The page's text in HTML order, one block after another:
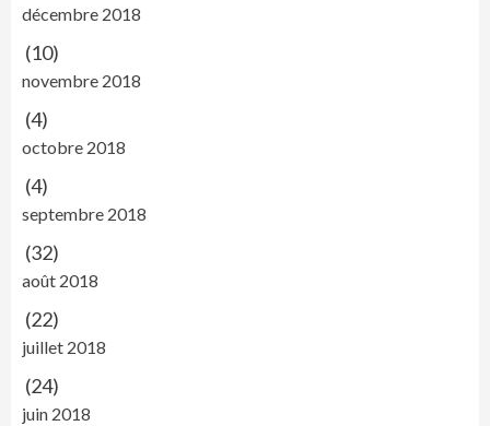
décembre 2018
(10)
novembre 2018
(4)
octobre 2018
(4)
septembre 2018
(32)
août 2018
(22)
juillet 2018
(24)
juin 2018